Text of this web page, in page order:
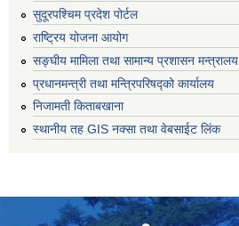
सुदूरपश्चिम प्रदेश पोर्टल
राष्ट्रिय योजना आयोग
सङ्‍घीय मामिला तथा सामान्य प्रशासन मन्त्रालय
प्रधानमन्त्री तथा मन्त्रिपरिषद्को कार्यालय
निजामती किताबखाना
स्थानीय तह GIS नक्सा तथा वेबसाईट लिंक